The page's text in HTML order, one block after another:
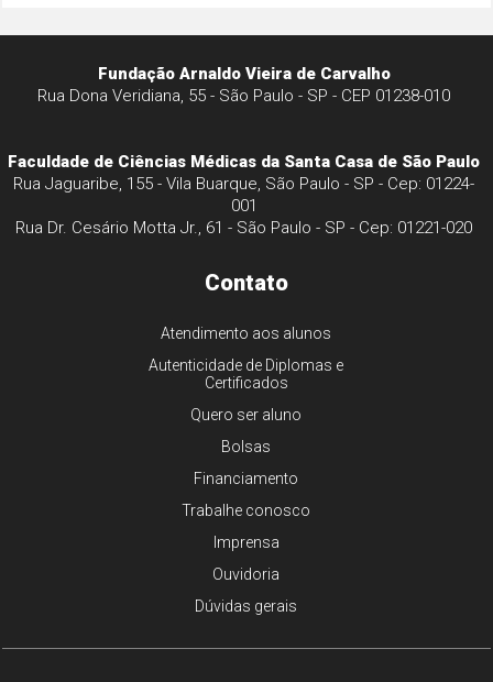
Fundação Arnaldo Vieira de Carvalho
Rua Dona Veridiana, 55 - São Paulo - SP - CEP 01238-010
Faculdade de Ciências Médicas da Santa Casa de São Paulo
Rua Jaguaribe, 155 - Vila Buarque, São Paulo - SP - Cep: 01224-
001
Rua Dr. Cesário Motta Jr., 61 - São Paulo - SP - Cep: 01221-020
Contato
Atendimento aos alunos
Autenticidade de Diplomas e
Certificados
Quero ser aluno
Bolsas
Financiamento
Trabalhe conosco
Imprensa
Ouvidoria
Dúvidas gerais